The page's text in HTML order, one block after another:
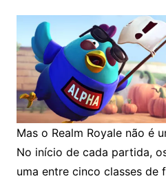
Mas o Realm Royale não é
No início de cada partida,
uma entre cinco classes de